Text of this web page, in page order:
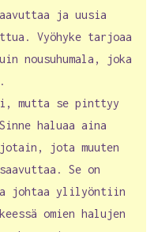
ja uusia
Vyöhyke tarjoaa
nousuhumala, joka
mutta se pinttyy
haluaa aina
jota muuten
Se on
johtaa ylilyöntiin
omien halujen